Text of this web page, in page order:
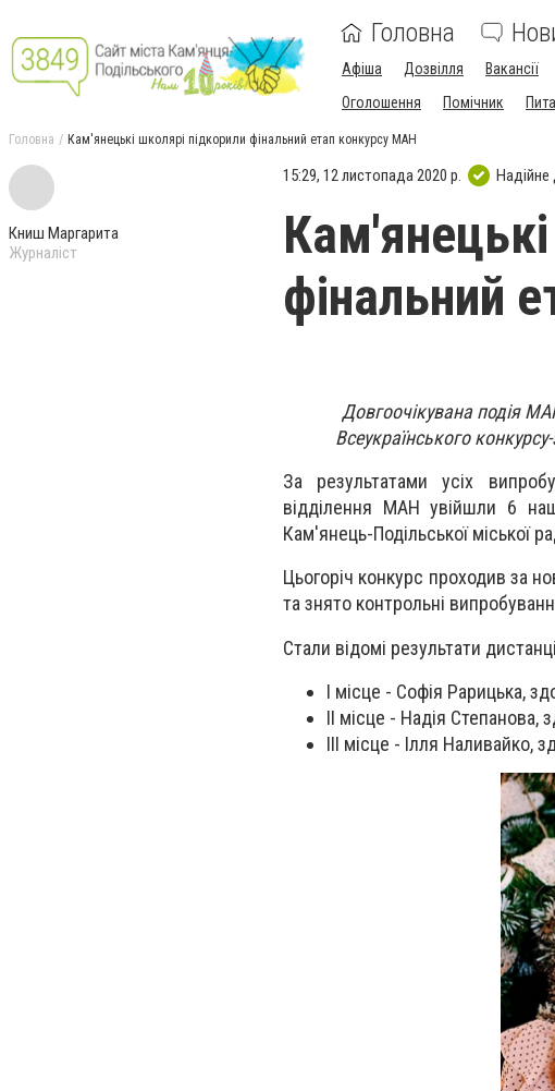
Головна
Афіша Дозвілля Вакансії
Оголошення
Помічник
Головна Кам'янецькі школярі підкорили фінальний етап конкурсу МАН
Книш Маргарита
Журналіст
15:29, 12 листопада 2020 р.
фінальний
Довгоочікувана подія
Всеукраїнського
За результатами усіх
відділення МАН увійшли 6
Кам'янець-Подільської міської
Цьогоріч конкурс проходив за
та знято контрольні
Стали відомі результати
І місце - Софія Рарицька,
ІІ місце - Надія
ІІІ місце - Ілля